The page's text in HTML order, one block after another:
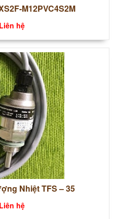
M12PVC4S2M
Liên hệ
Nhiệt TFS – 35
Liên hệ